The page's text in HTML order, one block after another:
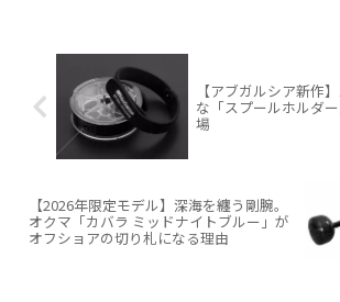
【アブガルシア新作
な「スプールホルダ
場
【2026年限定モデル】深海を纏う剛腕。
オクマ「カバラ ミッドナイトブルー」が
オフショアの切り札になる理由